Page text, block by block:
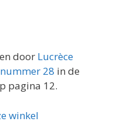
door Lucrèce
nummer 28 in de
pagina 12.
winkel